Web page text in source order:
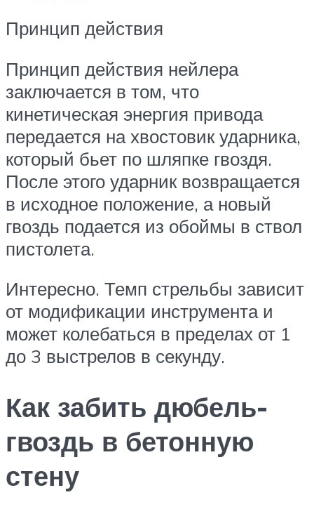
Принцип действия
Принцип действия нейлера
заключается в том, что
кинетическая энергия привода
передается на хвостовик ударника,
который бьет по шляпке гвоздя.
После этого ударник возвращается
в исходное положение, а новый
гвоздь подается из обоймы в ствол
пистолета.
Интересно. Темп стрельбы зависит
от модификации инструмента и
может колебаться в пределах от 1
до 3 выстрелов в секунду.
Как забить дюбель-
гвоздь в бетонную
стену